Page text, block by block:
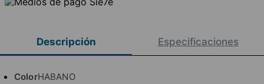
Descripción Especificaciones
ColorHABANO